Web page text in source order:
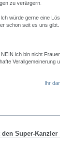
zu verärgern.
würde gerne eine
schon seit es uns gibt.
ich bin nicht
Verallgemeinerung
Ihr
den Super-Kanzler